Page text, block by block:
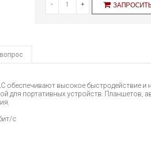
- +
обеспечивают высокое быстродействие и
для портативных устройств. Планшетов,
с